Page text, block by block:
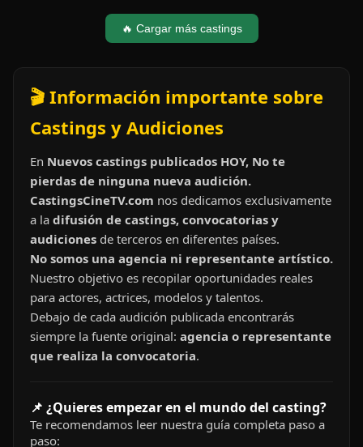
🔥 Cargar más castings
🎬 Información importante sobre
Castings y Audiciones
En Nuevos castings publicados HOY, No te
pierdas de ninguna nueva audición.
CastingsCineTV.com nos dedicamos exclusivamente
a la difusión de castings, convocatorias y
audiciones de terceros en diferentes países.
No somos una agencia ni representante artístico.
Nuestro objetivo es recopilar oportunidades reales
para actores, actrices, modelos y talentos.
Debajo de cada audición publicada encontrarás
siempre la fuente original: agencia o representante
que realiza la convocatoria.
📌 ¿Quieres empezar en el mundo del casting?
Te recomendamos leer nuestra guía completa paso a
paso: